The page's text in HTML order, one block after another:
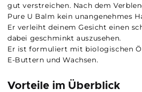
gut verstreichen. Nach dem
Pure U Balm kein unangenehmes
Er verleiht deinem Gesicht einen
dabei geschminkt auszusehen.
Er ist formuliert mit biologischen
E-Buttern und Wachsen.
Vorteile im Überblick